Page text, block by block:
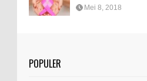
Mei 8, 2018
POPULER